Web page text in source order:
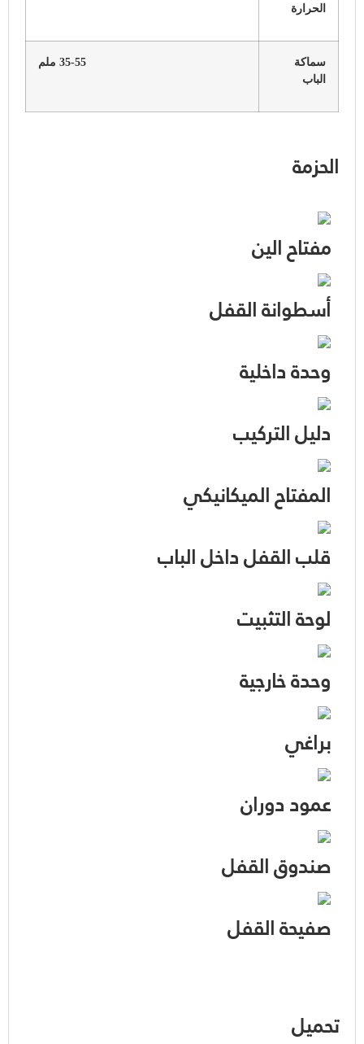
الحرارة
سماكة
الباب
35-55 ملم
الحزمة
مفتاح الين
أسطوانة القفل
وحدة داخلية
دليل التركيب
المفتاح الميكانيكي
قلب القفل داخل الباب
لوحة التثبيت
وحدة خارجية
براغي
عمود دوران
صندوق القفل
صفيحة القفل
تحميل